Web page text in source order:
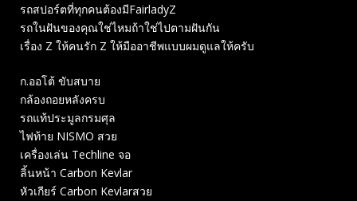
รถสปอร์ตที่ทุกคนต้องมีFairladyZ
รถในฝันของคุณใช่ไหมถ้าใช่ไปตามฝันกัน
เรื่อง Z ให้คนรัก Z ให้มืออาชีพแบบผมดูแลให้ครับ
ก.ออโต้ ขับสบาย
กล้องถอยหลังครบ
รถแท้ประมูลกรมศุล
ไฟท้าย NISMO สวย
เครื่องเล่น Techline จอ
ลิ้นหน้า Carbon Kevlar
หัวเกียร์ Carbon Kevlarสวย